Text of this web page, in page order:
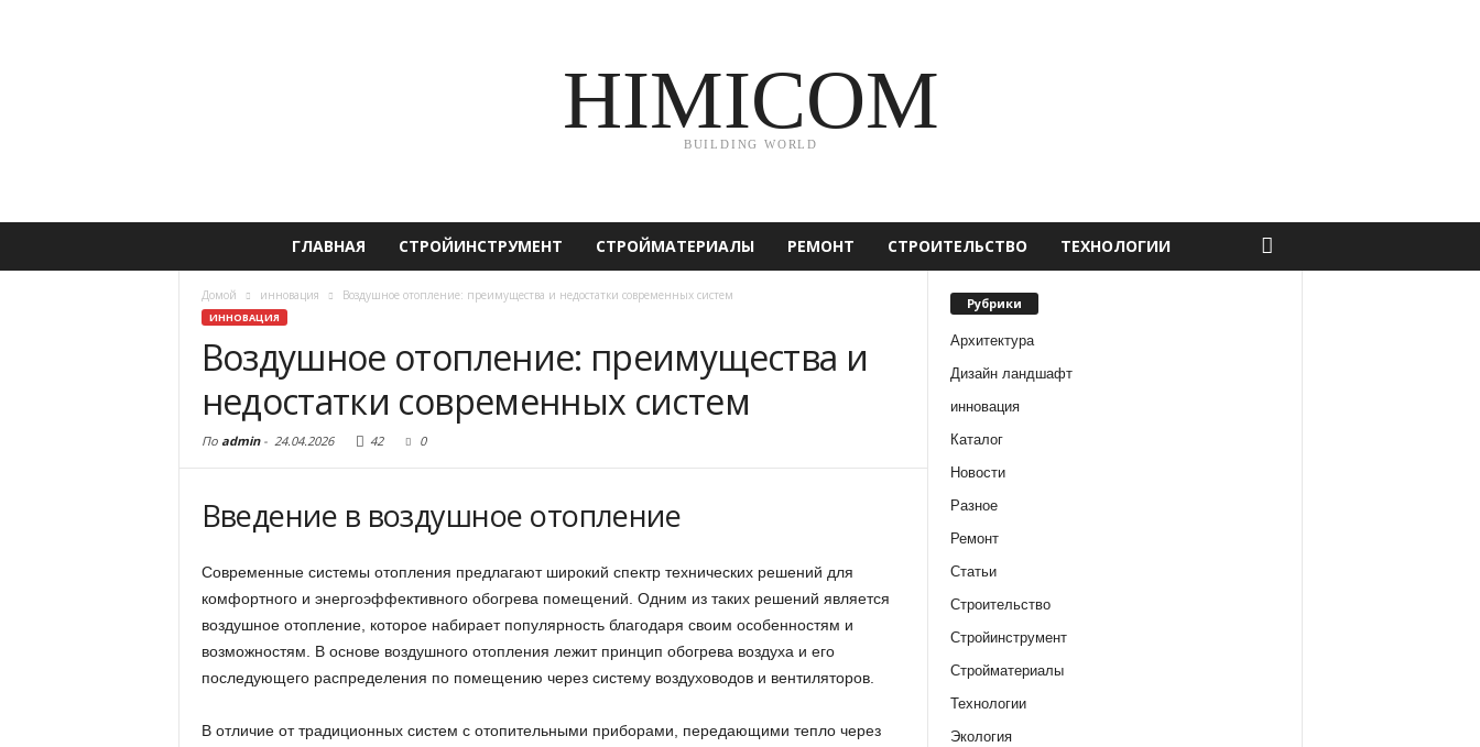
HIMICOM
BUILDING WORLD
ГЛАВНАЯ СТРОЙИНСТРУМЕНТ СТРОЙМАТЕРИАЛЫ РЕМОНТ СТРОИТЕЛЬСТВО ТЕХНОЛОГИИ
Домой инновация Воздушное отопление: преимущества и недостатки современных систем
ИННОВАЦИЯ
Воздушное отопление: преимущества и
недостатки современных систем
По admin- 24.04.2026 42 0
Введение в воздушное отопление
Современные системы отопления предлагают широкий спектр технических решений для
комфортного и энергоэффективного обогрева помещений. Одним из таких решений является
воздушное отопление, которое набирает популярность благодаря своим особенностям и
возможностям. В основе воздушного отопления лежит принцип обогрева воздуха и его
последующего распределения по помещению через систему воздуховодов и вентиляторов.
В отличие от традиционных систем с отопительными приборами, передающими тепло через
Рубрики
Архитектура
Дизайн ландшафт
инновация
Каталог
Новости
Разное
Ремонт
Статьи
Строительство
Стройинструмент
Стройматериалы
Технологии
Экология